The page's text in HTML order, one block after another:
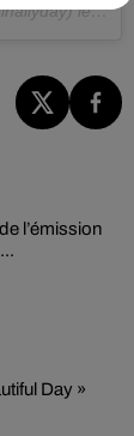
Une publication partagée par Laeticia Hallyday (@lhallyday) le
27
l’émission
Day »